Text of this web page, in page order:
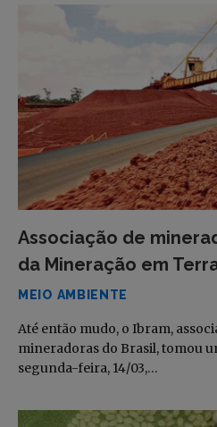
Associação de
da Mineração em
MEIO AMBIENTE
Até então mudo, o Ibram,
mineradoras do Brasil, tomou
segunda-feira, 14/03,…